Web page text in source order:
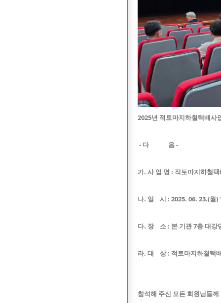
2025년 적토마지하철택배사
- 다 음 -
가. 사 업 명 : 적토마지하철
나. 일 시 : 2025. 06. 23.(월)
다. 장 소 : 본 기관 7층 대강
라. 대 상 : 적토마지하철택
참석해 주신 모든 회원님들